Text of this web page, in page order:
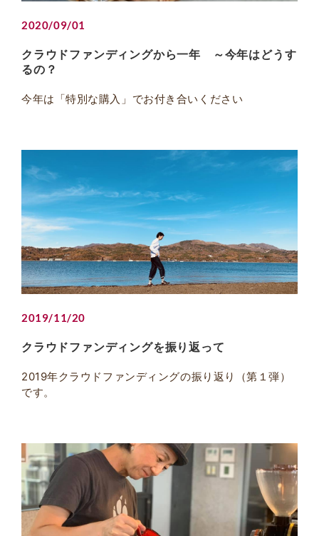
2020/09/01
クラウドファンディングから一年 ～今年はどうす
るの？
今年は「特別な購入」でお付き合いください
2019/11/20
クラウドファンディングを振り返って
2019年クラウドファンディングの振り返り（第１弾）
です。